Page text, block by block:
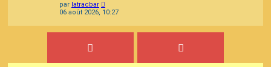
par latracbar
le
message
06 août 2026, 10:27